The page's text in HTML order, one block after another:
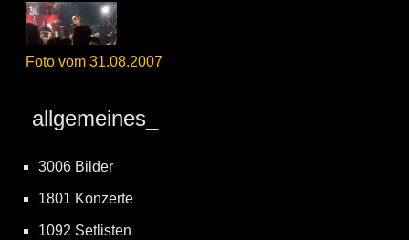
Foto vom 31.08.2007
allgemeines_
3006 Bilder
1801 Konzerte
1092 Setlisten